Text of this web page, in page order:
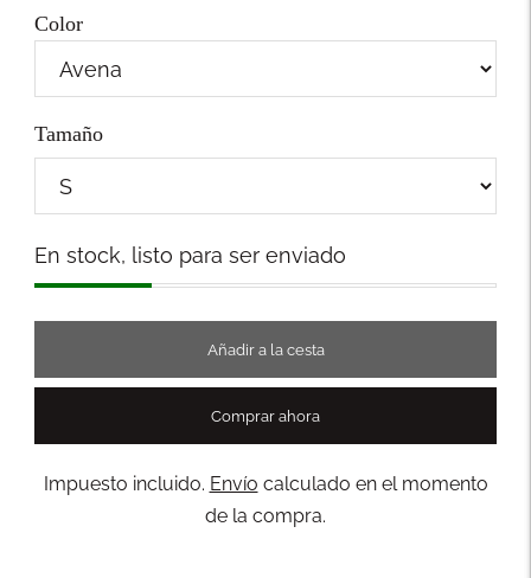
Color
Tamaño
Stock
En stock, listo para ser enviado
Añadir a la cesta
Comprar ahora
Impuesto incluido. Envío calculado en el momento
de la compra.